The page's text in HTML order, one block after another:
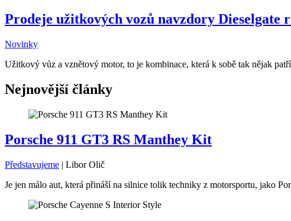
Prodeje užitkových vozů navzdory Dieselgate
Novinky
Užitkový vůz a vznětový motor, to je kombinace, která k sobě tak nějak
Nejnovější články
Porsche 911 GT3 RS Manthey Kit
Představujeme | Libor Olič
Je jen málo aut, která přináší na silnice tolik techniky z motorsportu, jako